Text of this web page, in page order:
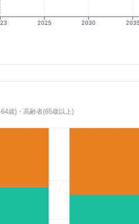
2025 2030 2035
歳)・高齢者(65歳以上)